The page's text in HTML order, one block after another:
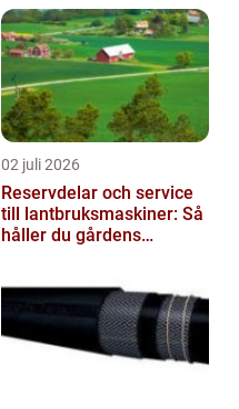
02 juli 2026
Reservdelar och service
till lantbruksmaskiner: Så
håller du gårdens